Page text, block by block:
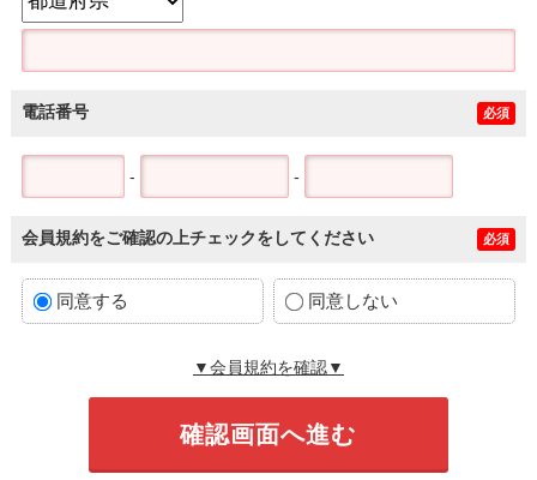
電話番号 必須
- -
会員規約をご確認の上チェックをしてください 必須
同意する 同意しない
▼会員規約を確認▼